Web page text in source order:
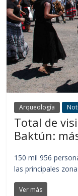
Arqueología
Total de
Baktún:
150 mil 956
las principales
Ver más